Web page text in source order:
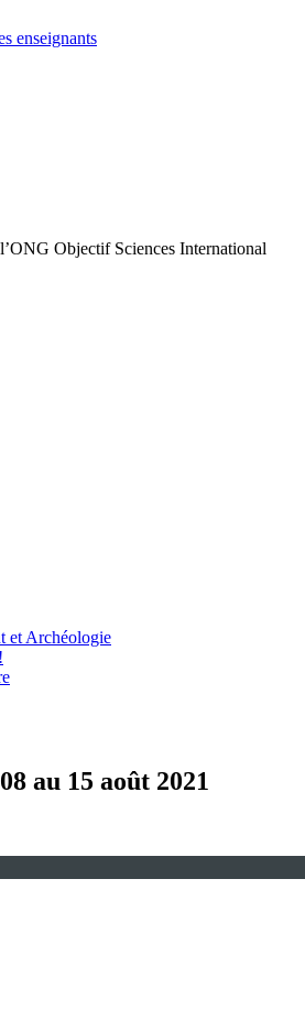
enseignants
Objectif Sciences International
et Archéologie
au 15 août 2021